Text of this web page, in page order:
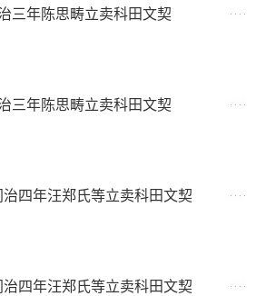
三年陈思畴立卖科田文契
三年陈思畴立卖科田文契
四年汪郑氏等立卖科田文契
四年汪郑氏等立卖科田文契